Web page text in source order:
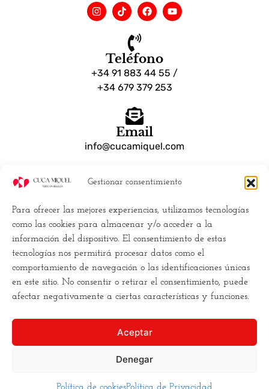
Gestionar consentimiento
Para ofrecer las mejores experiencias, utilizamos tecnologías
como las cookies para almacenar y/o acceder a la
información del dispositivo. El consentimiento de estas
tecnologías nos permitirá procesar datos como el
comportamiento de navegación o las identificaciones únicas
en este sitio. No consentir o retirar el consentimiento, puede
afectar negativamente a ciertas características y funciones.
Aceptar
Denegar
Teléfono
+34 91 883 44 55 /
+34 679 379 253
Email
info@cucamiquel.com
Calle Luchana, 25 28010 Madrid España
Empresa
Políticas de Cookies (UE)
Política de privacidad
Términos y Condiciones
Conviertete en distribuidor
Buscamos laexcelencia, y para ello
romper los moldes